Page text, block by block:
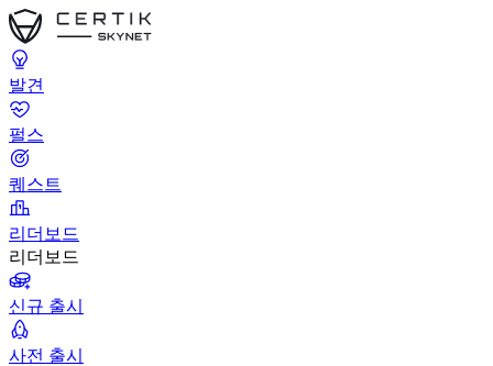
발견
펄스
퀘스트
리더보드
리더보드
신규 출시
사전 출시